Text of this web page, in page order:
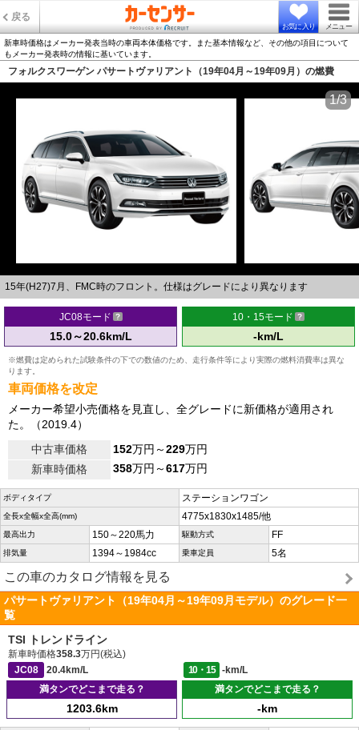
戻る
お気に入り メニュー
新車時価格はメーカー発表当時の車両本体価格です。また基本情報など、その他の項目について
もメーカー発表時の情報に基いています。
フォルクスワーゲン パサートヴァリアント（19年04月～19年09月）の燃費
15年(H27)7月、FMC時のフロント。仕様はグレードにより異なります
1/3
JC08モード
15.0～20.6km/L
10・15モード
-km/L
※燃費は定められた試験条件の下での数値のため、走行条件等により実際の燃料消費率は異な
ります。
車両価格を改定
メーカー希望小売価格を見直し、全グレードに新価格が適用され
た。（2019.4）
中古車価格
152万円～229万円
新車時価格
358万円～617万円
ボディタイプ ステーションワゴン
全長x全幅x全高(mm) 4775x1830x1485/他
最高出力 150～220馬力 駆動方式 FF
排気量 1394～1984cc 乗車定員 5名
この車のカタログ情報を見る
パサートヴァリアント（19年04月～19年09月モデル）のグレード一
覧
TSI トレンドライン
新車時価格358.3万円(税込)
JC08
20.4km/L 10・15
-km/L
満タンでどこまで走る？
1203.6km
満タンでどこまで走る？
-km